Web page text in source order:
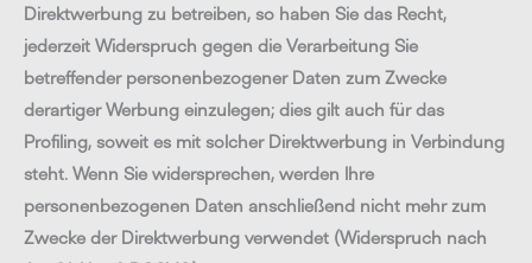
Direktwerbung zu betreiben, so haben Sie das Recht,
jederzeit Widerspruch gegen die Verarbeitung Sie
betreffender personenbezogener Daten zum Zwecke
derartiger Werbung einzulegen; dies gilt auch für das
Profiling, soweit es mit solcher Direktwerbung in Verbindung
steht. Wenn Sie widersprechen, werden Ihre
personenbezogenen Daten anschließend nicht mehr zum
Zwecke der Direktwerbung verwendet (Widerspruch nach